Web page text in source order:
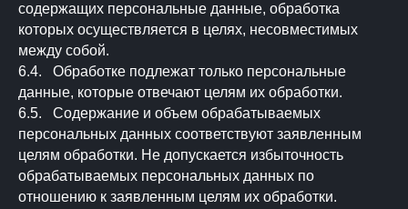
содержащих персональные данные, обработка
которых осуществляется в целях, несовместимых
между собой.
6.4. Обработке подлежат только персональные
данные, которые отвечают целям их обработки.
6.5. Содержание и объем обрабатываемых
персональных данных соответствуют заявленным
целям обработки. Не допускается избыточность
обрабатываемых персональных данных по
отношению к заявленным целям их обработки.